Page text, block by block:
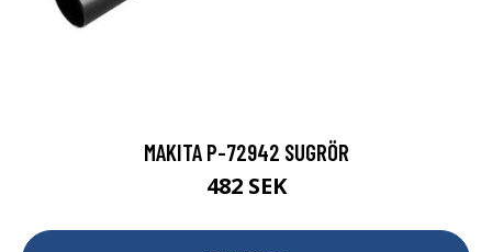
MAKITA P-72942 SUGRÖR
482 SEK